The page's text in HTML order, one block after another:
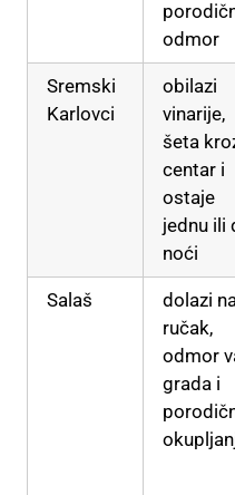
odmor
Sremski
Karlovci
obilazi
vinarije,
šeta
centar i
ostaje
jednu ili
noći
Salaš
dolazi na
ručak,
odmor
grada i